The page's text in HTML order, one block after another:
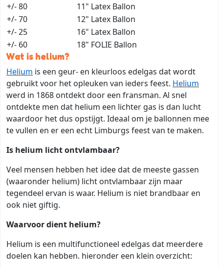
+/- 80
11" Latex Ballon
+/- 70
12" Latex Ballon
+/- 25
16" Latex Ballon
+/- 60
18" FOLIE Ballon
Wat is helium?
Helium is een geur- en kleurloos edelgas dat wordt
gebruikt voor het opleuken van ieders feest. Helium
werd in 1868 ontdekt door een fransman. Al snel
ontdekte men dat helium een lichter gas is dan lucht
waardoor het dus opstijgt. Ideaal om je ballonnen mee
te vullen en er een echt Limburgs feest van te maken.
Is helium licht ontvlambaar?
Veel mensen hebben het idee dat de meeste gassen
(waaronder helium) licht ontvlambaar zijn maar
tegendeel ervan is waar. Helium is niet brandbaar en
ook niet giftig.
Waarvoor dient helium?
Helium is een multifunctioneel edelgas dat meerdere
doelen kan hebben. hieronder een klein overzicht: